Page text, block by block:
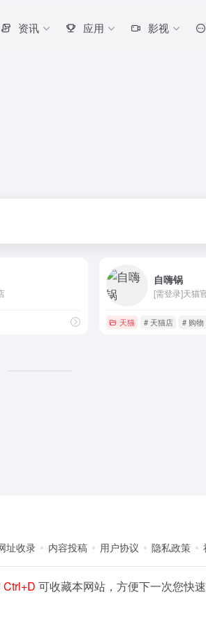
资讯 应用 影视
自嗨锅
[需登录]天猫
天猫 # 天猫店 # 购物
址收录 内容投稿 用户协议 隐私政策
Ctrl+D可收藏本网站，方便下一次您快速